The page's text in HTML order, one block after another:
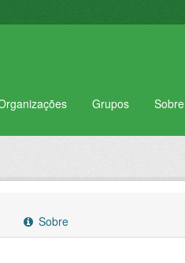
Grupos Sobre
Sobre